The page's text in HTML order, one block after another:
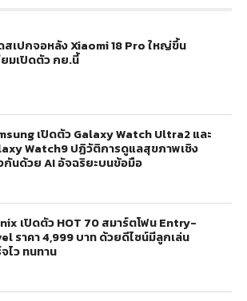
สเปกจอหลัง Xiaomi 18 Pro ใหญ่ขึ้น
ยมเปิดตัว กย.นี้
เปิดตัว Galaxy Watch Ultra2 และ
Watch9 ปฏิวัติการดูแลสุขภาพเชิง
กันด้วย AI อัจฉริยะบนข้อมือ
เปิดตัว HOT 70 สมาร์ตโฟน Entry-
ราคา 4,999 บาท ด้วยดีไซน์มีลูกเล่น
ไว ทนทาน